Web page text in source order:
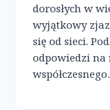
dorosłych w
wyjątkowy
się od sieci.
odpowiedzi na